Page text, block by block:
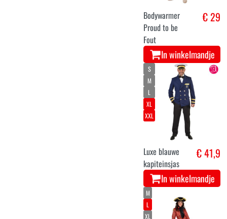
Bodywarmer
Proud to be
Fout
€ 29
In winkelmandje
S
M
L
XL
XXL
Luxe blauwe
kapiteinsjas
€ 41,9
In winkelmandje
M
L
XL